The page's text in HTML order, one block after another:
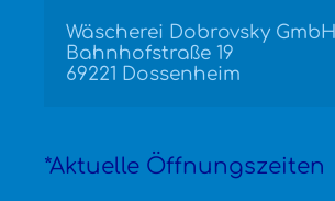
Wäscherei Dobrovsky GmbH
Bahnhofstraße 19
69221 Dossenheim
*Aktuelle Öffnungszeiten